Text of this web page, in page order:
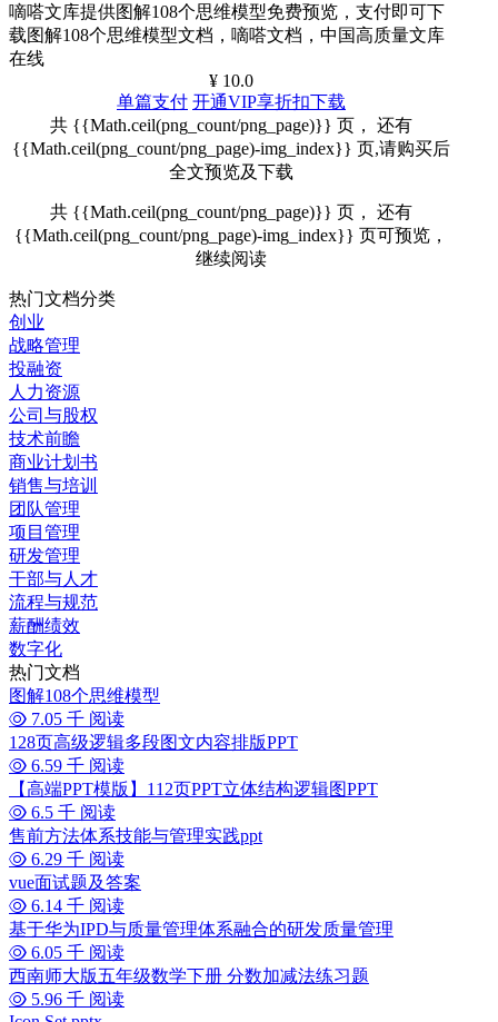
嘀嗒文库提供图解108个思维模型免费预览，支付即可下
载图解108个思维模型文档，嘀嗒文档，中国高质量文库
在线
¥ 10.0
单篇支付 开通VIP享折扣下载
共 {{Math.ceil(png_count/png_page)}} 页， 还有
{{Math.ceil(png_count/png_page)-img_index}} 页,请购买后
全文预览及下载
共 {{Math.ceil(png_count/png_page)}} 页， 还有
{{Math.ceil(png_count/png_page)-img_index}} 页可预览，
继续阅读
热门文档分类
创业
战略管理
投融资
人力资源
公司与股权
技术前瞻
商业计划书
销售与培训
团队管理
项目管理
研发管理
干部与人才
流程与规范
薪酬绩效
数字化
热门文档
图解108个思维模型
7.05 千 阅读
128页高级逻辑多段图文内容排版PPT
6.59 千 阅读
【高端PPT模版】112页PPT立体结构逻辑图PPT
6.5 千 阅读
售前方法体系技能与管理实践ppt
6.29 千 阅读
vue面试题及答案
6.14 千 阅读
基于华为IPD与质量管理体系融合的研发质量管理
6.05 千 阅读
西南师大版五年级数学下册 分数加减法练习题
5.96 千 阅读